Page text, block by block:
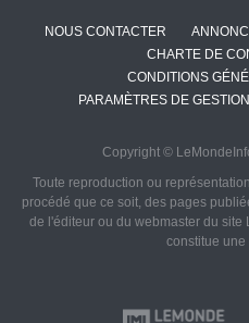
NOUS CONTACTER
CHARTE DE
CONDITIONS
PARAMÈTRES DE
Copyright ©
Toute reproduction ou
procédé que ce soit, des pages
de l'éditeur ou du webmaster du
constitue une